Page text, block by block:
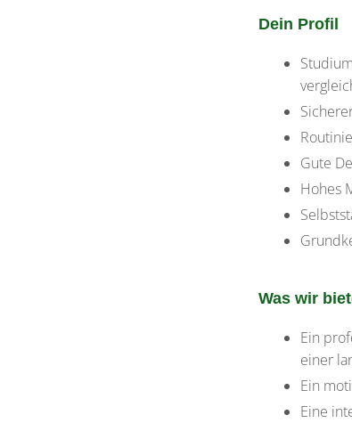
Dein Profil
Gute
Hohes
Was wir
Ein
einer
Ein
Eine